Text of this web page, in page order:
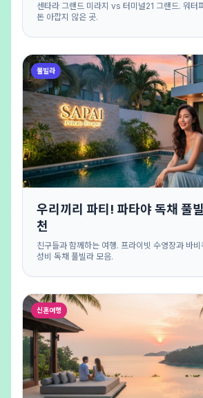
센타라 그랜드 미라지 vs 터미널21 그랜드. 워터
돈 아깝지 않은 곳.
풀빌라
우리끼리 파티! 파타야 독채 풀
천
친구들과 함께하는 여행. 프라이빗 수영장과 바
성비 독채 풀빌라 모음.
신혼여행